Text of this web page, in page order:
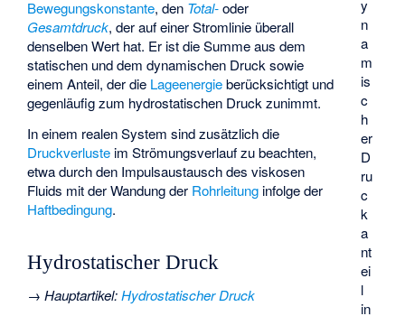
y
n
a
m
is
c
h
er
D
ru
c
k
a
nt
ei
l
in
Bewegungskonstante, den Total-oder
Gesamtdruck, der auf einer Stromlinie überall
denselben Wert hat. Er ist die Summe aus dem
statischen und dem dynamischen Druck sowie
einem Anteil, der die Lageenergieberücksichtigt und
gegenläufig zum hydrostatischen Druck zunimmt.
In einem realen System sind zusätzlich die
Druckverluste im Strömungsverlauf zu beachten,
etwa durch den Impulsaustausch des viskosen
Fluids mit der Wandung der Rohrleitung infolge der
Haftbedingung.
Hydrostatischer Druck
→Hauptartikel:Hydrostatischer Druck